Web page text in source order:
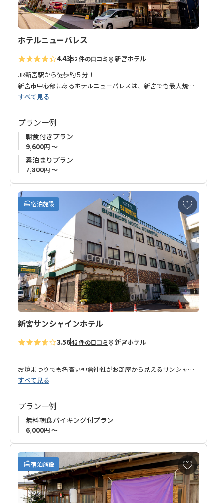
ホテルニューパレス
4.4352 件の口コミ 新宮ホテル
JR新宮駅から徒歩約５分！
新宮市中心部にあるホテルニューパレスは、新宮でも最大規模
のホテルです。
変便利な場所にあります。
徒歩15分圏内には、熊野速玉大社、丹鶴城跡、浮島の森、徐福
の墓がありミニ散策もできます。
大浴場もありますので、観光やお仕事で疲れた体をゆっくりと
癒やしてください。
熊野古道ウォークに新宮観光、ビジネスにおすすめのホテルで
す。
◆ご注意ください◆
ゴールデンウィーク、お盆、年末年始期間中、素泊まりプラン
の予約受付はしておりません。お食事付きプランのみの販売と
なります。予めご了承ください。
すべて見る
プラン一例
朝食付きプラン
9,600円 ～
素泊まりプラン
7,800円 ～
宿泊施設
お
気
に
入
り
に
追
加
新宮サンシャインホテル
3.5642 件の口コミ 新宮ホテル
お燈まつりでも名高い神倉神社がお部屋から見えるサンシャイ
ンホテル。
利。
インターネット環境（有線ＬＡＮ）を全室完備、朝食無料サー
ビス、レンタル自転車無料貸出もあり、談話室には共用パソコ
ビジネスのリピーターからも好評で、リーズナブルな宿泊料金
となっております。
熊野へお越しの際は、是非ご利用下さい。
すべて見る
プラン一例
無料朝食バイキング付プラン
6,000円 ～
宿泊施設
お
気
に
入
り